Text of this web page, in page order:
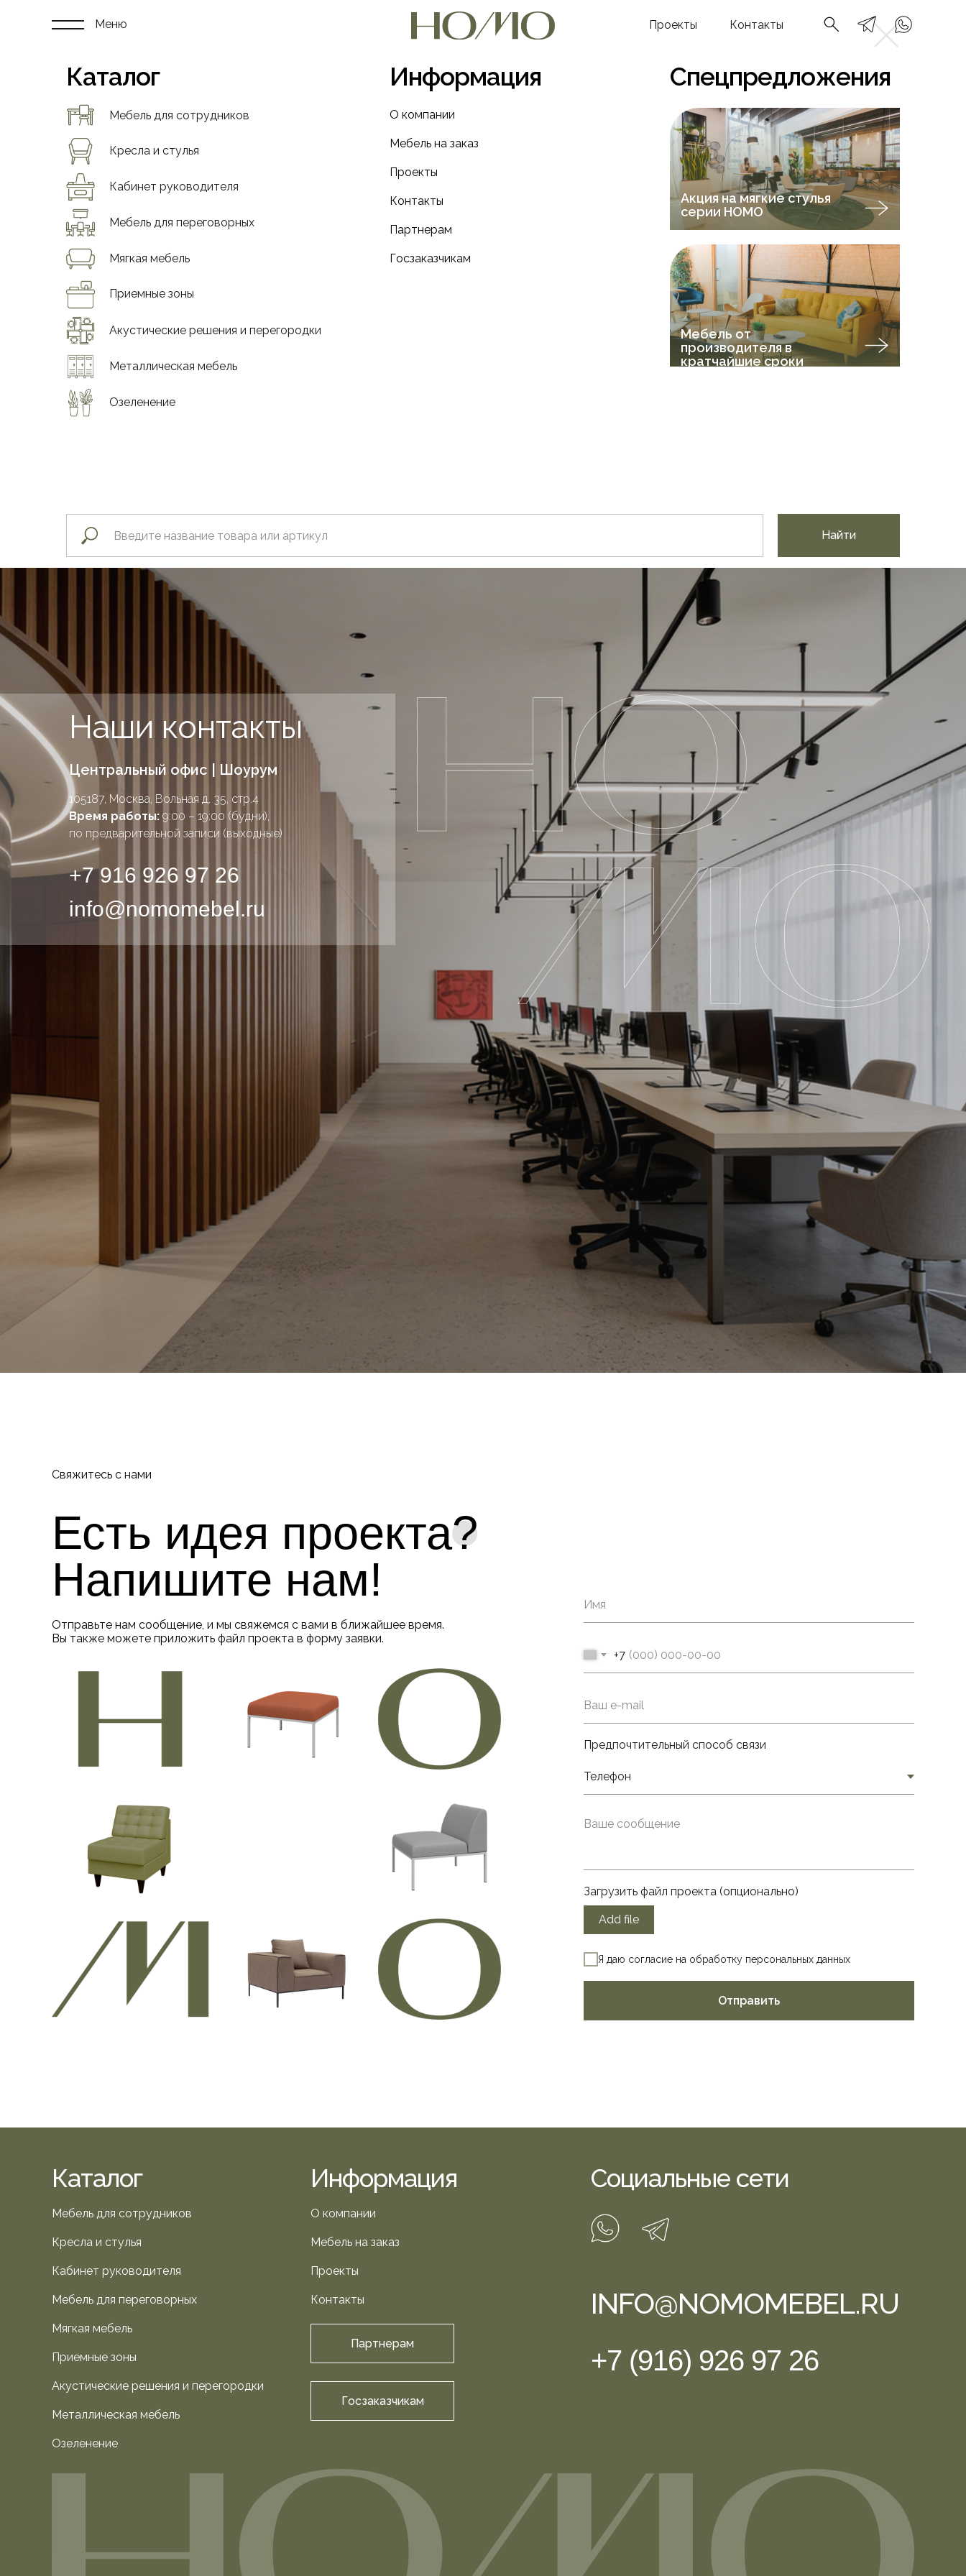
Меню Контакты
Проекты
Приемные зоны
Озеленение
Акустические решения и перегородки
Мягкая мебель
Кресла и стулья
Мебель для переговорных
Мебель для сотрудников
Кабинет руководителя
Металлическая мебель
Каталог Спецпредложения
Информация
О компании
Мебель на заказ
Проекты
Контакты
Партнерам
Госзаказчикам
Мебель от
производителя в
кратчайшие сроки
Акция на мягкие стулья
серии НOMO
Найти
Наши контакты
Центральный офис | Шоурум
105187, Москва, Вольная д. 35, стр.4
Время работы: 9:00 – 19:00 (будни),
по предварительной записи (выходные)
+7 916 926 97 26
info@nomomebel.ru
Свяжитесь с нами
Есть идея проекта?
Напишите нам!
Отправьте нам сообщение, и мы свяжемся с вами в ближайшее время.
Вы также можете приложить файл проекта в форму заявки.
+7
Предпочтительный способ связи
Загрузить файл проекта (опционально)
Add file
Я даю согласие на обработку персональных данных
Отправить
Каталог Информация
INFO@NOMOMEBEL.RU
+7 (916) 926 97 26
Социальные сети
Мебель для сотрудников
Акустические решения и перегородки
Озеленение
Металлическая мебель
Приемные зоны
Мягкая мебель
Мебель для переговорных
Кабинет руководителя
Кресла и стулья
Проекты
Контакты
О компании
Мебель на заказ
Госзаказчикам
Партнерам